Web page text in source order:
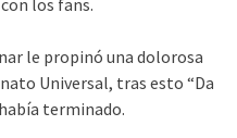
le propinó una dolorosa
Universal, tras esto “Da
terminado.